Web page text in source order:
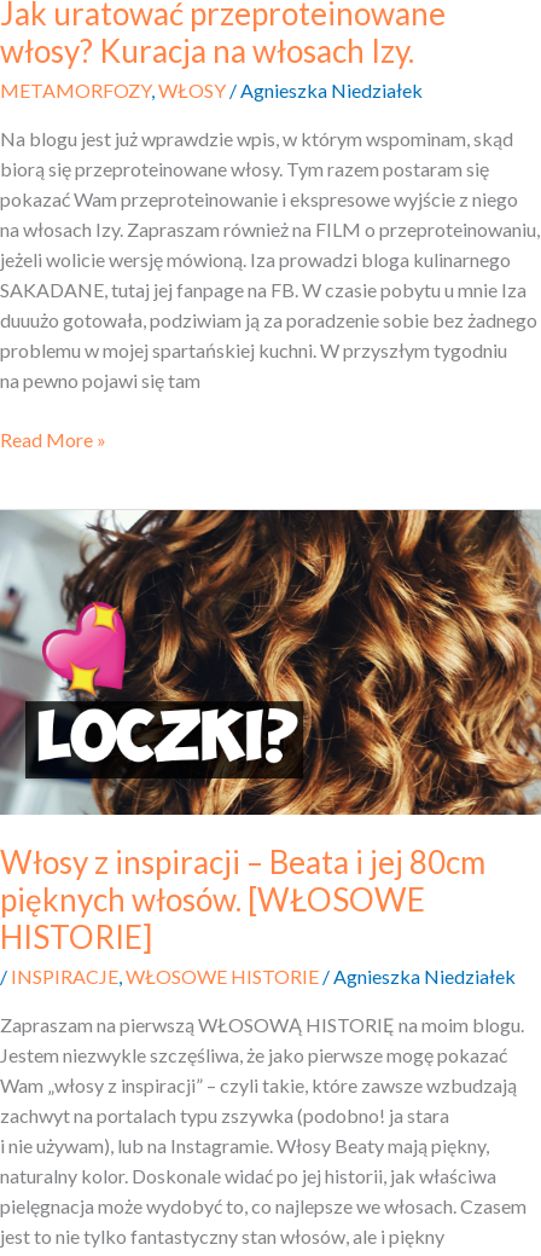
Jak uratować przeproteinowane
włosy? Kuracja na włosach Izy.
METAMORFOZY,WŁOSY /Agnieszka Niedziałek
Na blogu jest już wprawdzie wpis, w którym wspominam, skąd
biorą się przeproteinowane włosy. Tym razem postaram się
pokazać Wam przeproteinowanie i ekspresowe wyjście z niego
na włosach Izy. Zapraszam również na FILM o przeproteinowaniu,
jeżeli wolicie wersję mówioną. Iza prowadzi bloga kulinarnego
SAKADANE, tutaj jej fanpage na FB. W czasie pobytu u mnie Iza
duuużo gotowała, podziwiam ją za poradzenie sobie bez żadnego
problemu w mojej spartańskiej kuchni. W przyszłym tygodniu
na pewno pojawi się tam
Read More »
Włosy z inspiracji – Beata i jej 80cm
pięknych włosów. [WŁOSOWE
HISTORIE]
/ INSPIRACJE,WŁOSOWE HISTORIE /Agnieszka Niedziałek
Zapraszam na pierwszą WŁOSOWĄ HISTORIĘ na moim blogu.
Jestem niezwykle szczęśliwa, że jako pierwsze mogę pokazać
Wam „włosy z inspiracji” – czyli takie, które zawsze wzbudzają
zachwyt na portalach typu zszywka (podobno! ja stara
i nie używam), lub na Instagramie. Włosy Beaty mają piękny,
naturalny kolor. Doskonale widać po jej historii, jak właściwa
pielęgnacja może wydobyć to, co najlepsze we włosach. Czasem
jest to nie tylko fantastyczny stan włosów, ale i piękny
Włosy
z inspiracji
–
Beata
i jej
pięknych
włosów.
[WŁOSOWE
HISTORIE]